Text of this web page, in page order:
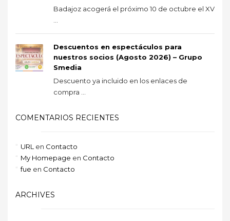
Badajoz acogerá el próximo 10 de octubre el XV
Descuentos en espectáculos para
nuestros socios (Agosto 2026) – Grupo
Smedia
Descuento ya incluido en los enlaces de
compra ...
COMENTARIOS RECIENTES
URL en Contacto
My Homepage en Contacto
fue en Contacto
ARCHIVES